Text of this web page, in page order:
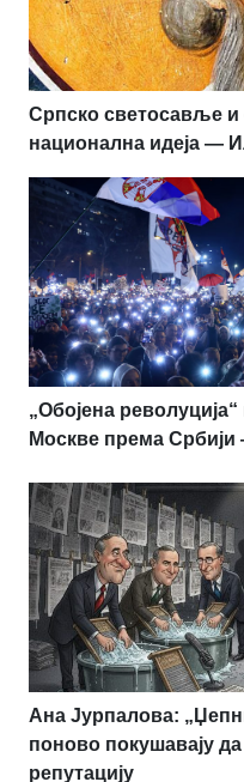
Српско светосавље и
национална идеја —
„Обојена
Москве према
Ана Јурпалова:
поново покушавају
репутацију